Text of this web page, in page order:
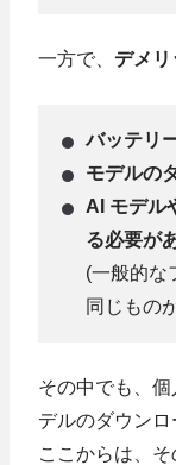
一方で、 デメリ
バッテリ
モデルの
AI モデル
る必要が
(一般的な
同じもの
その中でも、
デルのダウンロ
ここからは、